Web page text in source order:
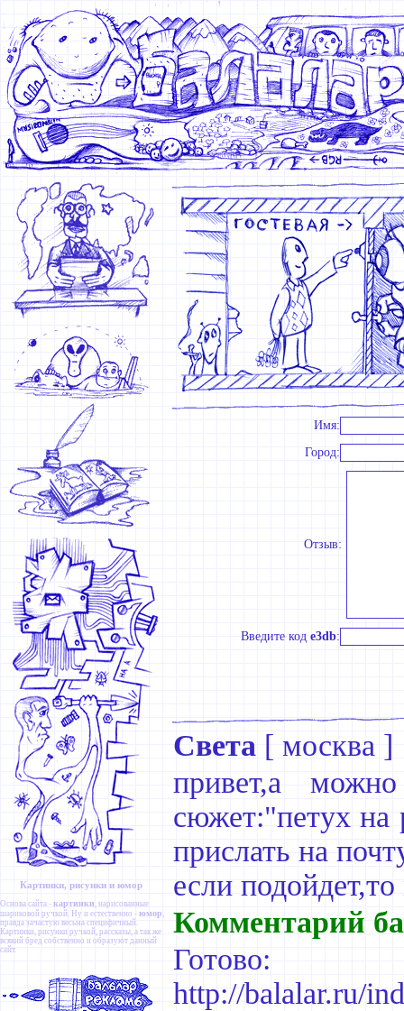
Картинки, рисунки и юмор
Основа сайта - картинки , нарисованные
шариковой ручкой. Ну и естественно - юмор ,
правда зачастую весьма специфичный.
Картинки, рисунки ручкой, рассказы, а так же
всякий бред собственно и образуют данный
сайт.
Имя:
Город:
Отзыв:
Введите код e3db:
Света [ москва ]
привет,а
сюжет:"петух на
прислать на
если
Комментарий
Готово:
http://balalar.ru/